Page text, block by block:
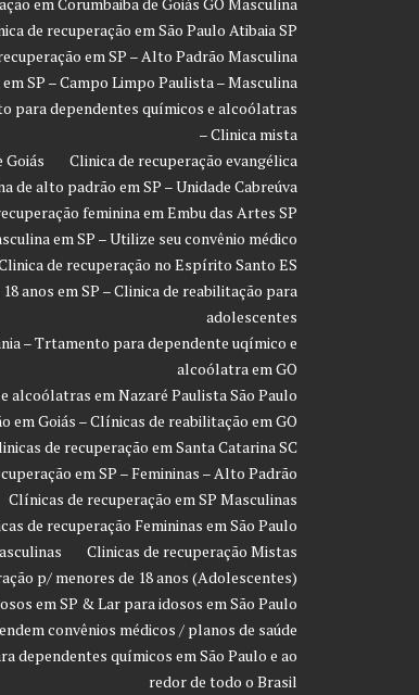
de recuperação em São Paulo Atibaia SP
em SP – Alto Padrão Masculina
SP – Campo Limpo Paulista – Masculina
para dependentes químicos e alcoólatras
– Clinica mista
Goiás
Clinica de recuperação evangélica
de alto padrão em SP – Unidade Cabreúva
feminina em Embu das Artes SP
em SP – Utilize seu convênio médico
de recuperação no Espírito Santo ES
anos em SP – Clinica de reabilitação para
adolescentes
– Trtamento para dependente uqímico e
alcoólatra em GO
alcoólatras em Nazaré Paulista São Paulo
em Goiás – Clínicas de reabilitação em GO
de recuperação em Santa Catarina SC
em SP – Femininas – Alto Padrão
Clínicas de recuperação em SP Masculinas
de recuperação Femininas em São Paulo
Clinicas de recuperação Mistas
p/ menores de 18 anos (Adolescentes)
em SP & Lar para idosos em São Paulo
convênios médicos / planos de saúde
dependentes químicos em São Paulo e ao
redor de todo o Brasil